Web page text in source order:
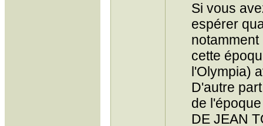
Si vous
espérer
cette
l'Olympia)
D'autre
de
DE JEAN